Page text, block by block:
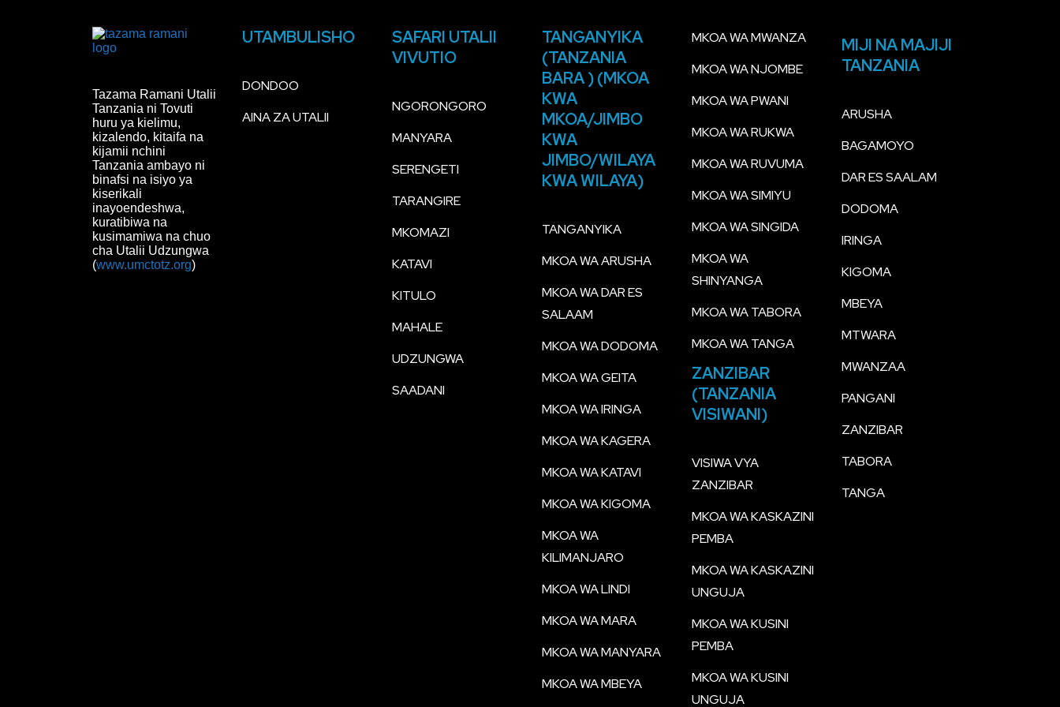
Tazama Ramani Utalii
Tanzania ni Tovuti
huru ya kielimu,
kizalendo, kitaifa na
kijamii nchini
Tanzania ambayo ni
binafsi na isiyo ya
kiserikali
inayoendeshwa,
kuratibiwa na
kusimamiwa na chuo
cha Utalii Udzungwa
(www.umctotz.org)
UTAMBULISHO
DONDOO
AINA ZA UTALII
SAFARI UTALII
VIVUTIO
NGORONGORO
MANYARA
SERENGETI
TARANGIRE
MKOMAZI
KATAVI
KITULO
MAHALE
UDZUNGWA
SAADANI
TANGANYIKA
(TANZANIA
BARA ) (MKOA
KWA
MKOA/JIMBO
KWA
JIMBO/WILAYA
KWA WILAYA)
TANGANYIKA
MKOA WA ARUSHA
MKOA WA DAR ES
SALAAM
MKOA WA DODOMA
MKOA WA GEITA
MKOA WA IRINGA
MKOA WA KAGERA
MKOA WA KATAVI
MKOA WA KIGOMA
MKOA WA
KILIMANJARO
MKOA WA LINDI
MKOA WA MARA
MKOA WA MANYARA
MKOA WA MBEYA
MKOA WA MWANZA
MKOA WA NJOMBE
MKOA WA PWANI
MKOA WA RUKWA
MKOA WA RUVUMA
MKOA WA SIMIYU
MKOA WA SINGIDA
MKOA WA
SHINYANGA
MKOA WA TABORA
MKOA WA TANGA
ZANZIBAR
(TANZANIA
VISIWANI)
VISIWA VYA
ZANZIBAR
MKOA WA KASKAZINI
PEMBA
MKOA WA KASKAZINI
UNGUJA
MKOA WA KUSINI
PEMBA
MKOA WA KUSINI
UNGUJA
MIJI NA MAJIJI
TANZANIA
ARUSHA
BAGAMOYO
DAR ES SAALAM
DODOMA
IRINGA
KIGOMA
MBEYA
MTWARA
MWANZAA
PANGANI
ZANZIBAR
TABORA
TANGA